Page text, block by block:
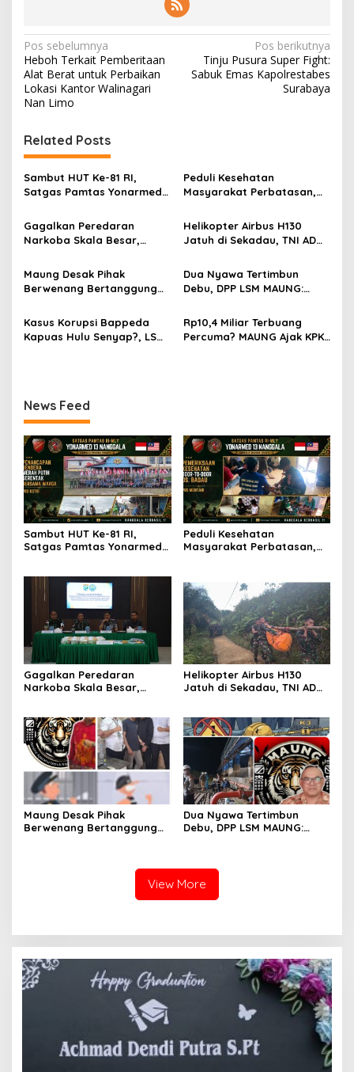
N
a
v
g
a
s
p
o
s
Pos sebelumnya
Heboh Terkait Pemberitaan
Alat Berat untuk Perbaikan
Lokasi Kantor Walinagari
Nan Limo
Pos berikutnya
Tinju Pusura Super Fight:
Sabuk Emas Kapolrestabes
Surabaya
Related Posts
Sambut HUT Ke-81 RI,
Satgas Pamtas Yonarmed
Warga Badau Kibarkan
Merah Putih Sepanjang 4
Peduli Kesehatan
Masyarakat Perbatasan,
Yonarmed 13/Nanggala
Gelar Pelayanan Medis
Door-to-Door di Desa
Gagalkan Peredaran
Narkoba Skala Besar,
21,4 Kg Sabu dan Serahkan
WNA Malaysia ke BNNP
Helikopter Airbus H130
Jatuh di Sekadau, TNI AD
untuk Pencarian dan
Evakuasi
Maung Desak Pihak
Berwenang Bertanggung
Tahanan Kejari Pontianak
Dua Nyawa Tertimbun
Debu, DPP LSM MAUNG:
Prioritas Tak Bisa Ditawar
Kasus Korupsi Bappeda
Kapuas Hulu Senyap?, LSM
Rp10,4 Miliar Terbuang
Percuma? MAUNG Ajak KPK
News Feed
Sambut HUT Ke-81 RI,
Satgas Pamtas Yonarmed
Merah Putih Sepanjang 4
KM di Jalan Raya
Perbatasan
Peduli Kesehatan
Masyarakat Perbatasan,
Gelar Pelayanan Medis
Door-to-Door di Desa
Badau
Gagalkan Peredaran
Narkoba Skala Besar,
WNA Malaysia ke BNNP
Kalbar
Helikopter Airbus H130
Jatuh di Sekadau, TNI AD
Evakuasi
Maung Desak Pihak
Berwenang Bertanggung
Dua Nyawa Tertimbun
Debu, DPP LSM MAUNG:
View More